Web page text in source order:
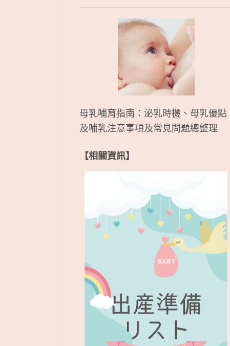
母乳哺育指南：泌乳時機、母乳優點
及哺乳注意事項及常見問題總整理
【相關資訊】